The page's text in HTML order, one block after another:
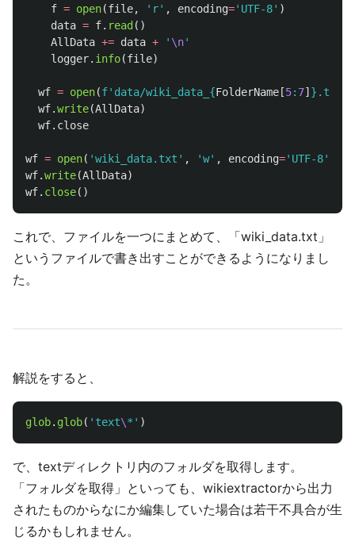
f = open(file, ' r' , encoding=' UTF-8' )
data = f. read ()
AllData += data + ' \n'
logger. info(file)
wf = open(f' data/wiki_data_ {FolderName [5: 7] } .txt
wf.write(AllData)
wf. close
wf = open( 'wiki_data.txt ' , 'w' , encoding=' UTF-8'
wf.write(AllData)
wf. close()
これで、ファイルを一つにまとめて、「wiki_data.txt」
というファイルで書き出すことができるようになりまし
た。
解説をすると、
glob. glob( ' text\* ' )
で、textディレクトリ内のフォルダを取得します。
「フォルダを取得」といっても、wikiextractorから出力
されたものからなにか編集していた場合は若干不具合が生
じるかもしれません。